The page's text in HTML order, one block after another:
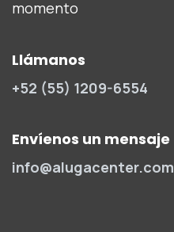
momento
Llámanos
+52 (55) 1209-6554
Envíenos un mensaje
info@alugacenter.com